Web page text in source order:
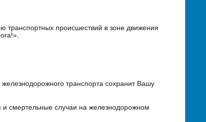
транспортных происшествий в зоне движения
транспорта сохранит Вашу
смертельные случаи на железнодорожном